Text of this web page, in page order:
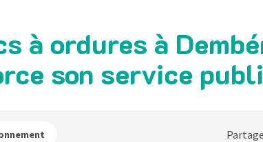
à ordures à
son service